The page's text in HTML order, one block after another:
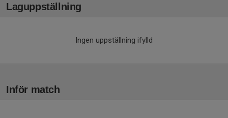
Laguppställning
Ingen uppställning ifylld
Inför match